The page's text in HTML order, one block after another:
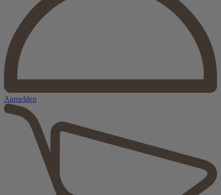
Anmelden